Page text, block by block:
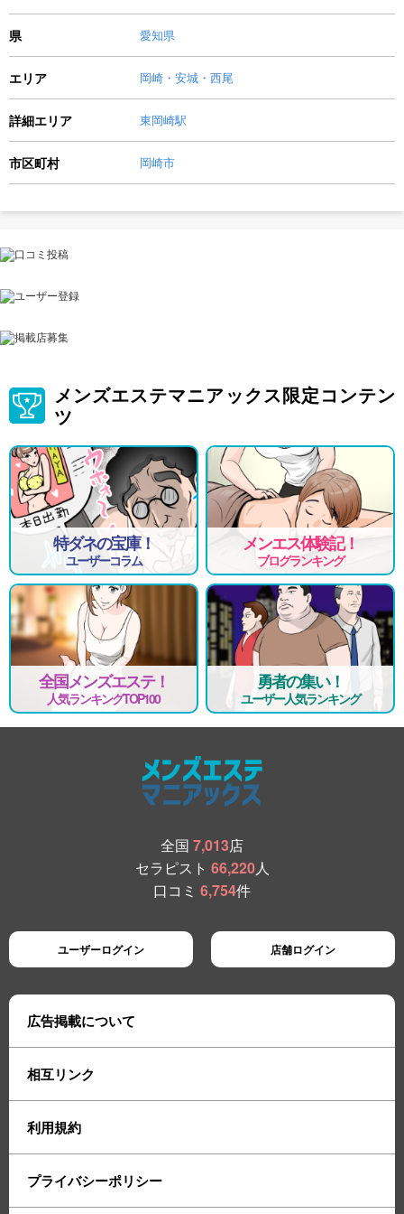
県 愛知県
エリア 岡崎・安城・西尾
詳細エリア 東岡崎駅
市区町村 岡崎市
メンズエステマニアックス限定コンテン
ツ
特ダネの宝庫！
ユーザーコラム
メンエス体験記！
ブログランキング
全国メンズエステ！
人気ランキングTOP100
勇者の集い！
ユーザー人気ランキング
全国 7,013店
セラピスト 66,220人
口コミ 6,754件
ユーザーログイン 店舗ログイン
広告掲載について
相互リンク
利用規約
プライバシーポリシー